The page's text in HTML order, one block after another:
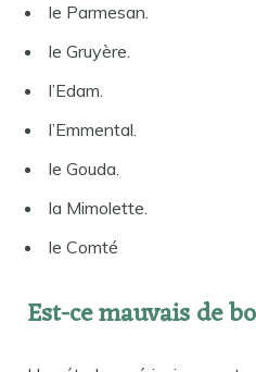
le Parmesan.
le Gruyère.
l’Edam.
l’Emmental.
le Gouda.
la Mimolette.
le Comté
Est-ce mauvais de